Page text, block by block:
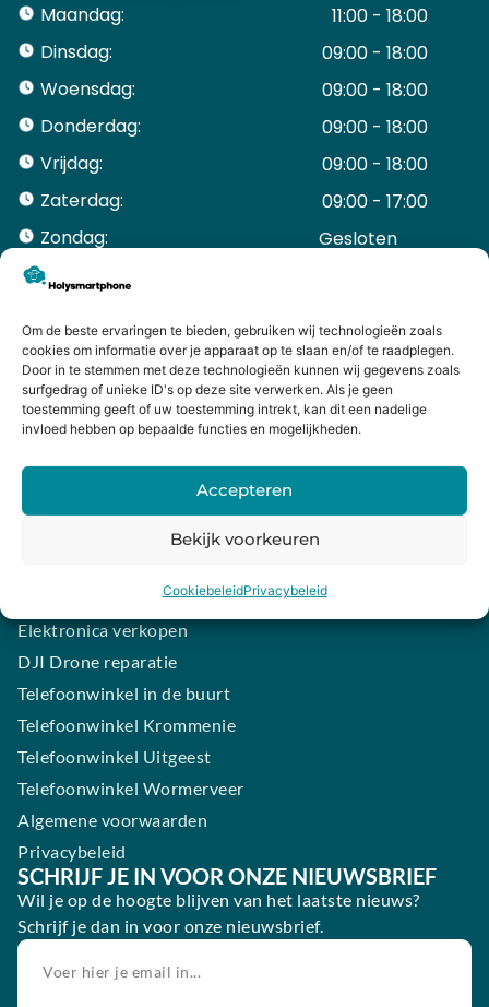
Om de beste ervaringen te bieden, gebruiken wij technologieën zoals
cookies om informatie over je apparaat op te slaan en/of te raadplegen.
Door in te stemmen met deze technologieën kunnen wij gegevens zoals
surfgedrag of unieke ID's op deze site verwerken. Als je geen
toestemming geeft of uw toestemming intrekt, kan dit een nadelige
invloed hebben op bepaalde functies en mogelijkheden.
Accepteren
Bekijk voorkeuren
CookiebeleidPrivacybeleid
Maandag:
11:00 - 18:00
Dinsdag:
09:00 - 18:00
Woensdag:
09:00 - 18:00
Donderdag:
09:00 - 18:00
Vrijdag:
09:00 - 18:00
Zaterdag:
09:00 - 17:00
Zondag:
Gesloten ​ ​ ​ ​ ​ ​ ​
ACCOUNT
Mijn Account
Bestellingen
Mijn winkelwagen
HANDIGE LINKS
Levering en retourneren
Garantie
Contact
Samsung smartphone laten maken
Elektronica verkopen
DJI Drone reparatie
Telefoonwinkel in de buurt
Telefoonwinkel Krommenie
Telefoonwinkel Uitgeest
Telefoonwinkel Wormerveer
Algemene voorwaarden
Privacybeleid
SCHRIJF JE IN VOOR ONZE NIEUWSBRIEF
Wil je op de hoogte blijven van het laatste nieuws?
Schrijf je dan in voor onze nieuwsbrief.